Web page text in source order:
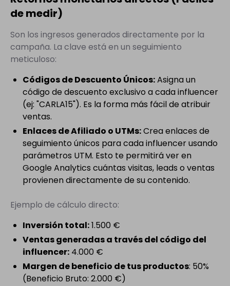
de medir)
Son los ingresos generados directamente por la
campaña. La clave está en un seguimiento
meticuloso:
Códigos de Descuento Únicos:Asigna un
código de descuento exclusivo a cada influencer
(ej: "CARLA15"). Es la forma más fácil de atribuir
ventas.
Enlaces de Afiliado o UTMs:Crea enlaces de
seguimiento únicos para cada influencer usando
parámetros UTM. Esto te permitirá ver en
Google Analytics cuántas visitas, leads o ventas
provienen directamente de su contenido.
Ejemplo de cálculo directo:
Inversión total:1.500 €
Ventas generadas a través del código del
influencer: 4.000 €
Margen de beneficio de tus productos: 50%
(Beneficio Bruto: 2.000 €)